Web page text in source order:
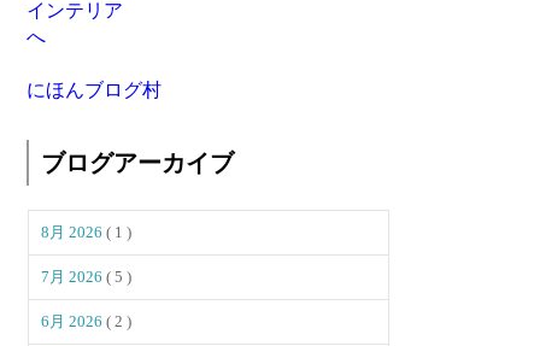
にほんブログ村
ブログアーカイブ
8月 2026( 1 )
7月 2026( 5 )
6月 2026( 2 )